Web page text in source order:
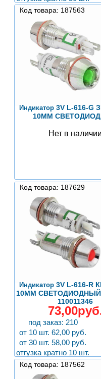
Код товара: 187563
Индикатор3V L-616-G
10MM
Нет в наличии
Код товара: 187629
Индикатор 3V L-616-R
10MM
110011346
под заказ: 210
от 10 шт. 62,00 руб.
от 30 шт. 58,00 руб.
отгузка кратно 10 шт.
Код товара: 187562